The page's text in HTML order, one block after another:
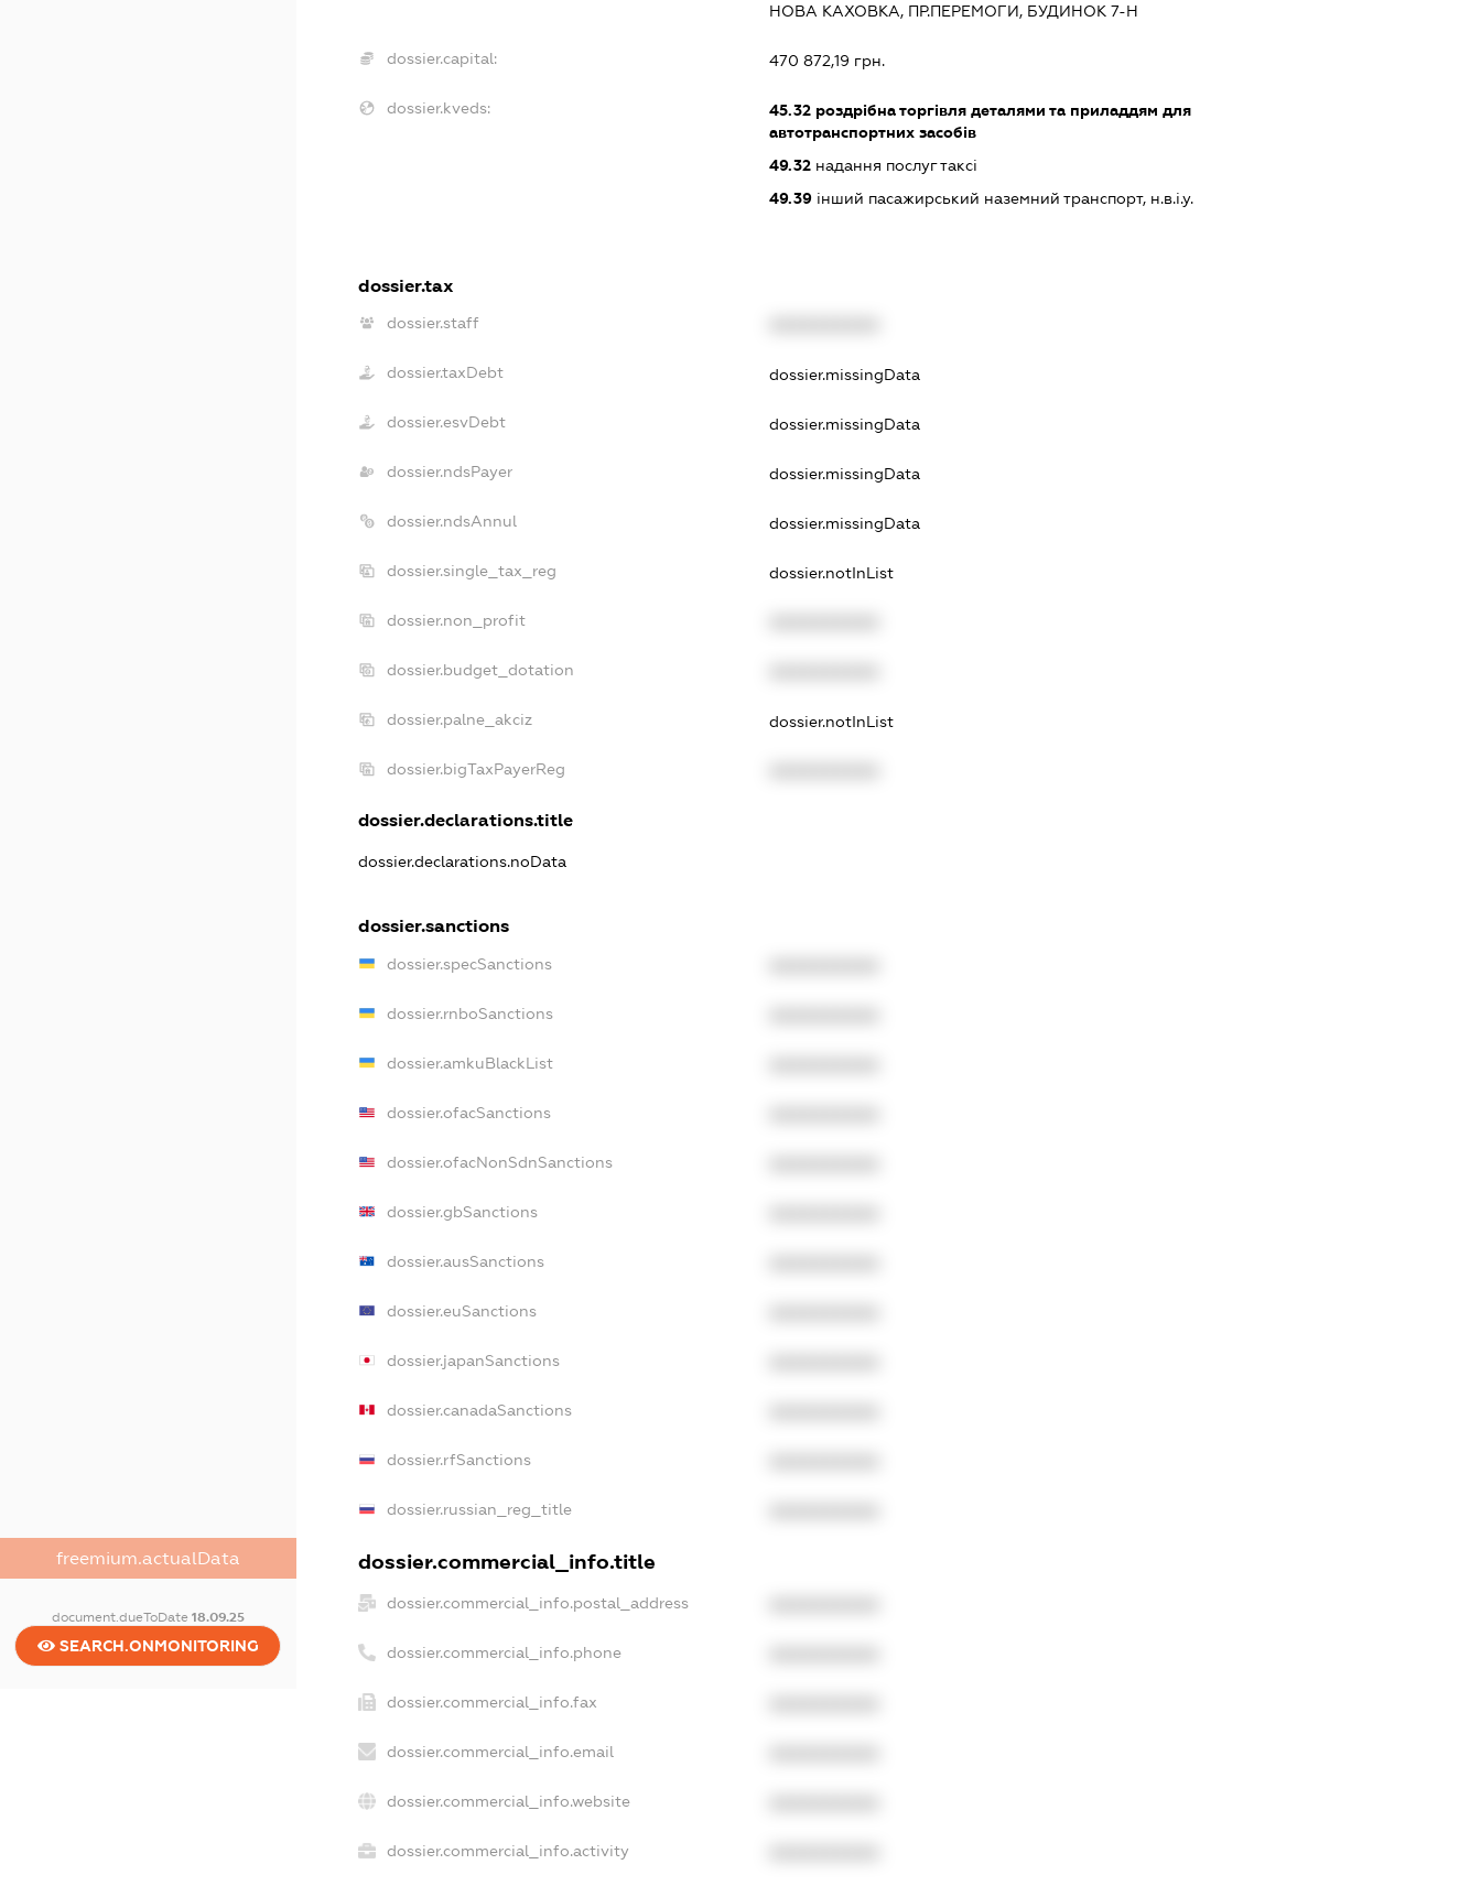
freemium.actualData
document.dueToDate 18.09.25
SEARCH.ONMONITORING
НОВА КАХОВКА, ПР.ПЕРЕМОГИ, БУДИНОК 7-Н
dossier.capital: 470 872,19 грн.
dossier.kveds: 45.32роздрібна торгівля деталями та приладдям для
автотранспортних засобів
49.32надання послуг таксі
49.39інший пасажирський наземний транспорт, н.в.і.у.
dossier.tax
dossier.staff
dossier.taxDebt dossier.missingData
dossier.esvDebt dossier.missingData
dossier.ndsPayer dossier.missingData
dossier.ndsAnnul dossier.missingData
dossier.single_tax_reg dossier.notInList
dossier.non_profit
dossier.budget_dotation
dossier.palne_akciz dossier.notInList
dossier.bigTaxPayerReg
dossier.declarations.title
dossier.declarations.noData
dossier.sanctions
dossier.specSanctions
dossier.rnboSanctions
dossier.amkuBlackList
dossier.ofacSanctions
dossier.ofacNonSdnSanctions
dossier.gbSanctions
dossier.ausSanctions
dossier.euSanctions
dossier.japanSanctions
dossier.canadaSanctions
dossier.rfSanctions
dossier.russian_reg_title
dossier.commercial_info.title
dossier.commercial_info.postal_address
dossier.commercial_info.phone
dossier.commercial_info.fax
dossier.commercial_info.email
dossier.commercial_info.website
dossier.commercial_info.activity